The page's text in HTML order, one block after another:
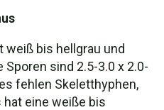
weiß bis hellgrau und
sind 2.5-3.0 x 2.0-
fehlen Skeletthyphen,
eine weiße bis